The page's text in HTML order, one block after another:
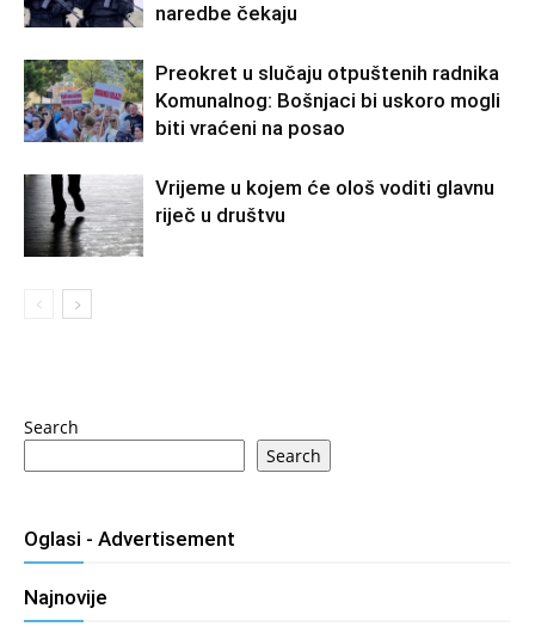
naredbe čekaju
Preokret u slučaju otpuštenih radnika
Komunalnog: Bošnjaci bi uskoro mogli
biti vraćeni na posao
Vrijeme u kojem će ološ voditi glavnu
riječ u društvu
Search
Search
Oglasi - Advertisement
Najnovije